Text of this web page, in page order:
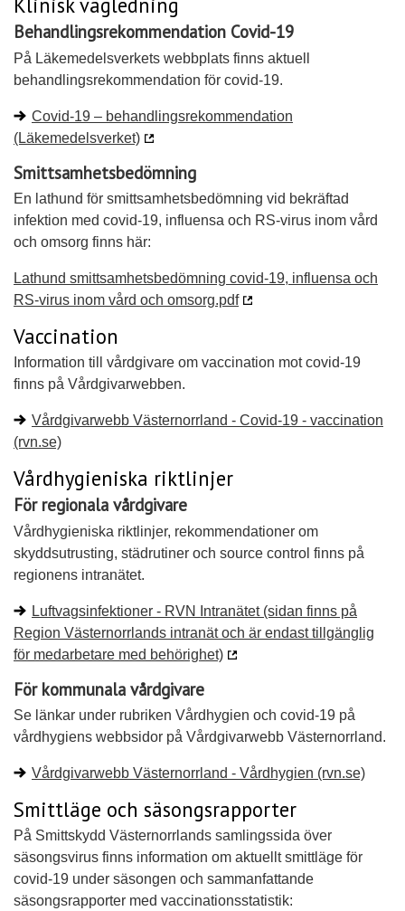
Behandlingsrekommendation Covid-19
På Läkemedelsverkets webbplats finns aktuell
behandlingsrekommendation för covid-19.
Covid-19 – behandlingsrekommendation
(Läkemedelsverket)
Smittsamhetsbedömning
En lathund för smittsamhetsbedömning vid bekräftad
infektion med covid-19, influensa och RS-virus inom vård
och omsorg finns här:
Lathund smittsamhetsbedömning covid-19, influensa och
RS-virus inom vård och omsorg.pdf
Vaccination
Information till vårdgivare om vaccination mot covid-19
finns på Vårdgivarwebben.
Vårdgivarwebb Västernorrland - Covid-19 - vaccination
(rvn.se)
Vårdhygieniska riktlinjer
För regionala vårdgivare
Vårdhygieniska riktlinjer, rekommendationer om
skyddsutrusting, städrutiner och source control finns på
regionens intranätet.
Luftvagsinfektioner - RVN Intranätet (sidan finns på
Region Västernorrlands intranät och är endast tillgänglig
för medarbetare med behörighet)
För kommunala vårdgivare
Se länkar under rubriken Vårdhygien och covid-19 på
vårdhygiens webbsidor på Vårdgivarwebb Västernorrland.
Vårdgivarwebb Västernorrland - Vårdhygien (rvn.se)
Smittläge och säsongsrapporter
På Smittskydd Västernorrlands samlingssida över
säsongsvirus finns information om aktuellt smittläge för
covid-19 under säsongen och sammanfattande
säsongsrapporter med vaccinationsstatistik: